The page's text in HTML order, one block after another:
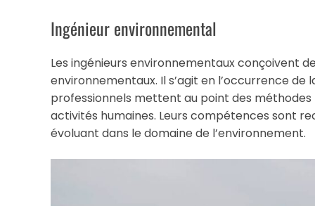
Ingénieur environnemental
Les ingénieurs environnementaux conçoivent
environnementaux. Il s’agit en l’occurrence de
professionnels mettent au point des méthodes
activités humaines. Leurs compétences sont
évoluant dans le domaine de l’environnement.